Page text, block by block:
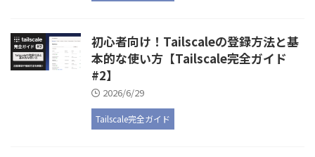
初心者向け！Tailscaleの登録方法と基
本的な使い方【Tailscale完全ガイド
#2】
2026/6/29
Tailscale完全ガイド